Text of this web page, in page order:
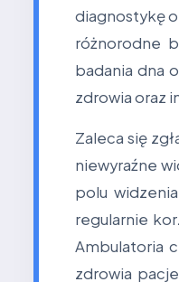
diagnostykę
różnorodne
badania dna
zdrowia oraz
Zaleca się
niewyraźne
polu
regularnie
Ambulatoria
zdrowia